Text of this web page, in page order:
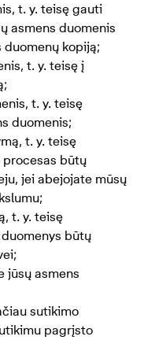
t. y. teisę gauti
asmens duomenis
kopiją;
t. y. teisę į
t. y. teisę
duomenis;
t. y. teisę
procesas būtų
jei abejojate mūsų
t. y. teisę
būtų
jūsų asmens
sutikimo
pagrįsto